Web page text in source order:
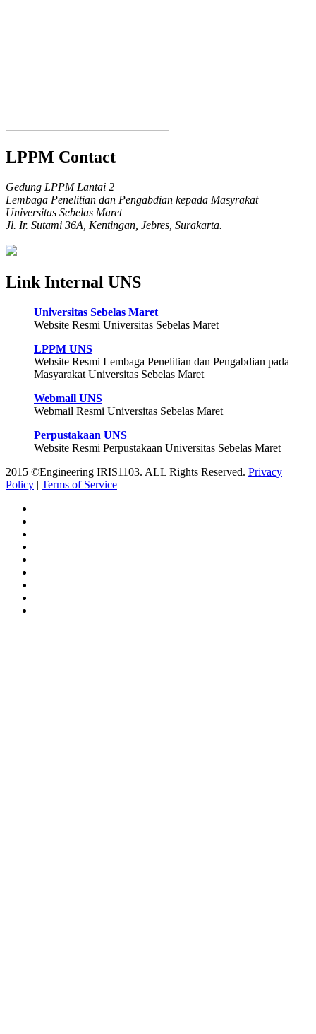
LPPM Contact
Gedung LPPM Lantai 2
Lembaga Penelitian dan Pengabdian kepada Masyrakat
Universitas Sebelas Maret
Jl. Ir. Sutami 36A, Kentingan, Jebres, Surakarta.
Link Internal UNS
Universitas Sebelas Maret
Website Resmi Universitas Sebelas Maret
LPPM UNS
Website Resmi Lembaga Penelitian dan Pengabdian pada
Masyarakat Universitas Sebelas Maret
Webmail UNS
Webmail Resmi Universitas Sebelas Maret
Perpustakaan UNS
Website Resmi Perpustakaan Universitas Sebelas Maret
2015 ©Engineering IRIS1103. ALL Rights Reserved. Privacy
Policy | Terms of Service